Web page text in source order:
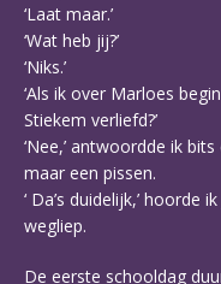
‘Laat maar.’
‘Wat heb jij?’
‘Niks.’
‘Als ik over Marloes
Stiekem verliefd?’
‘Nee,’ antwoordde ik
maar een pissen.
‘ Da’s duidelijk,’ hoorde
wegliep.
De eerste schooldag